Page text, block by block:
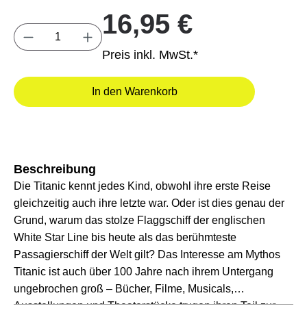
Produkt Anzahl: Gib den gewünschten
16,95 €
Preis inkl. MwSt.*
In den Warenkorb
Beschreibung
Die Titanic kennt jedes Kind, obwohl ihre erste Reise
gleichzeitig auch ihre letzte war. Oder ist dies genau der
Grund, warum das stolze Flaggschiff der englischen
White Star Line bis heute als das berühmteste
Passagierschiff der Welt gilt? Das Interesse am Mythos
Titanic ist auch über 100 Jahre nach ihrem Untergang
ungebrochen groß – Bücher, Filme, Musicals,
Ausstellungen und Theaterstücke trugen ihren Teil zur